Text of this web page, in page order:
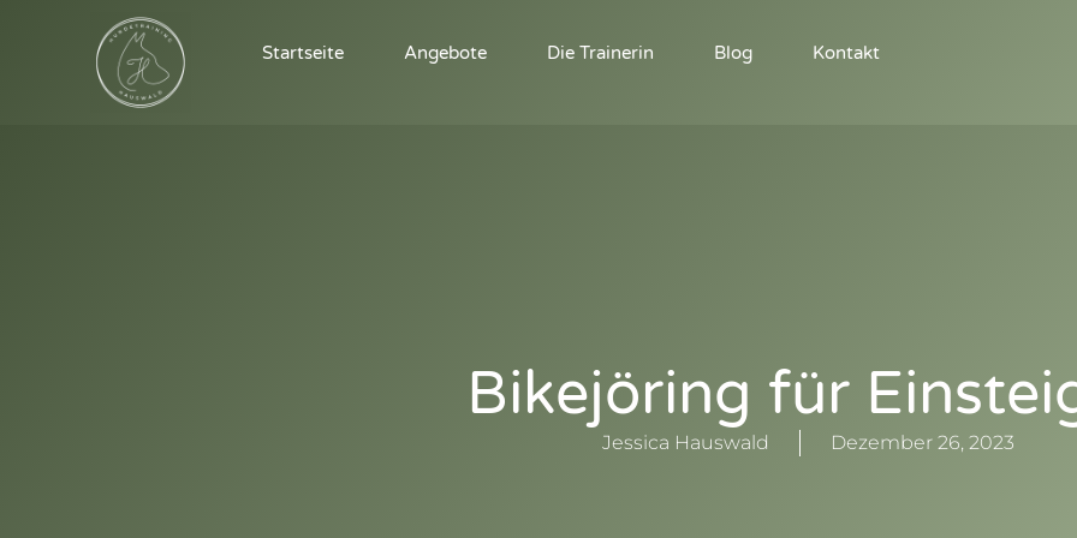
Startseite Angebote Die Trainerin Blog Kontakt
Bikejöring für
Jessica Hauswald Dezember 26, 2023